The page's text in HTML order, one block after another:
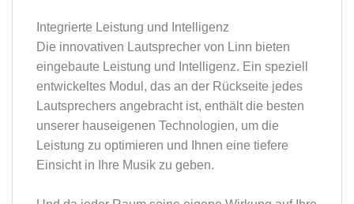
Integrierte Leistung und Intelligenz
Die innovativen Lautsprecher von Linn bieten
eingebaute Leistung und Intelligenz. Ein speziell
entwickeltes Modul, das an der Rückseite jedes
Lautsprechers angebracht ist, enthält die besten
unserer hauseigenen Technologien, um die
Leistung zu optimieren und Ihnen eine tiefere
Einsicht in Ihre Musik zu geben.